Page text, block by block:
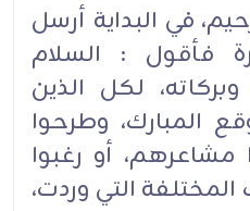
في البداية أرسل
فأقول : السلام
لكل الذين
المبارك، وطرحوا
أو رغبوا
المختلفة التي وردت،